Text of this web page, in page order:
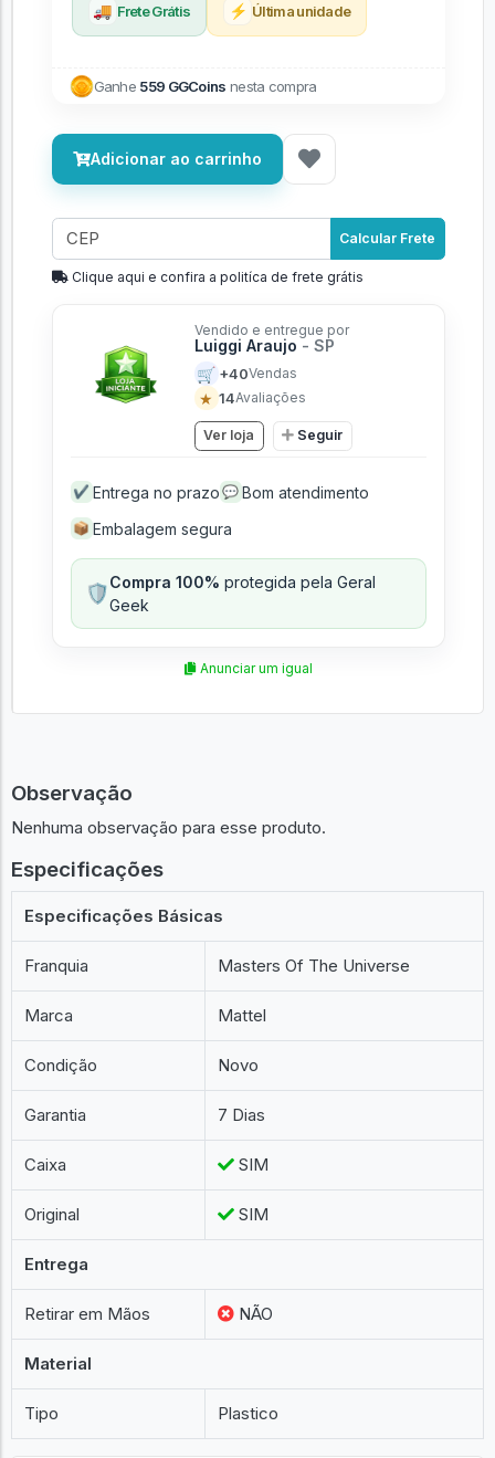
🚚 Frete Grátis ⚡ Última unidade
Ganhe 559 GGCoins nesta compra
Adicionar ao carrinho
Calcular Frete
Clique aqui e confira a politíca de frete grátis
Vendido e entregue por
Luiggi Araujo - SP
🛒 +40Vendas
★ 14Avaliações
Ver loja Seguir
✔ Entrega no prazo 💬 Bom atendimento
📦 Embalagem segura
🛡️Compra 100% protegida pela Geral
Geek
Anunciar um igual
Observação
Nenhuma observação para esse produto.
Especificações
Especificações Básicas
Franquia Masters Of The Universe
Marca Mattel
Condição Novo
Garantia 7 Dias
Caixa SIM
Original SIM
Entrega
Retirar em Mãos NÃO
Material
Tipo Plastico